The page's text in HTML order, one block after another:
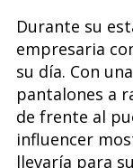
Durante su
empresaria
su día. Con
pantalones a
de frente al
influencer
llevaría para